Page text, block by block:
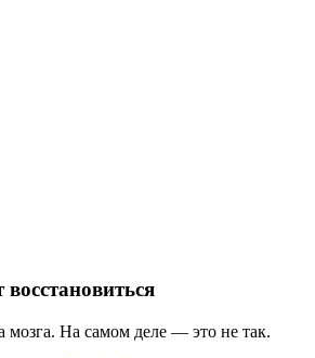
мозга. На самом деле — это не так.